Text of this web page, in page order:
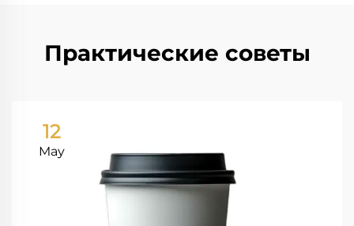
Практические советы
12
May